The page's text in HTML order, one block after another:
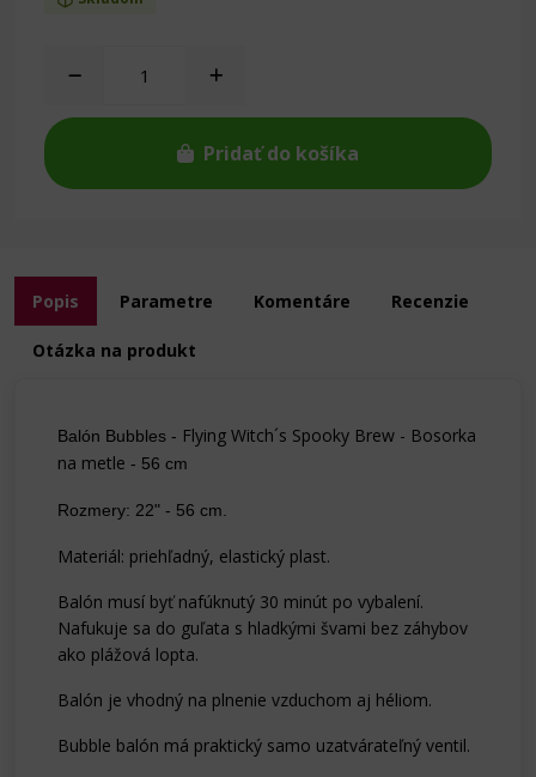
Pridať do košíka
Popis Parametre Komentáre Recenzie
Otázka na produkt
Balón Bubbles - Flying Witch´s Spooky Brew - Bosorka
na metle - 56 cm
Rozmery: 22" - 56 cm.
Materiál: priehľadný, elastický plast.
Balón musí byť nafúknutý 30 minút po vybalení.
Nafukuje sa do guľata s hladkými švami bez záhybov
ako plážová lopta.
Balón je vhodný na plnenie vzduchom aj héliom.
Bubble balón má praktický samo uzatvárateľný ventil.